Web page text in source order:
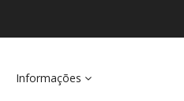
Informações